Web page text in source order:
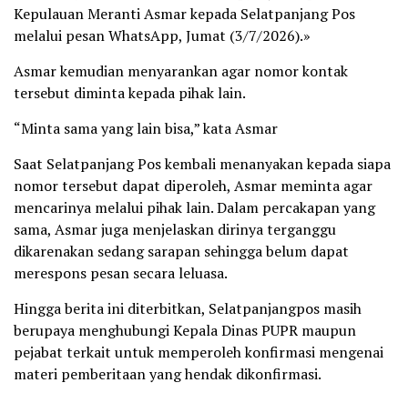
Kepulauan Meranti Asmar kepada Selatpanjang Pos
melalui pesan WhatsApp, Jumat (3/7/2026).»
Asmar kemudian menyarankan agar nomor kontak
tersebut diminta kepada pihak lain.
“Minta sama yang lain bisa,” kata Asmar
Saat Selatpanjang Pos kembali menanyakan kepada siapa
nomor tersebut dapat diperoleh, Asmar meminta agar
mencarinya melalui pihak lain. Dalam percakapan yang
sama, Asmar juga menjelaskan dirinya terganggu
dikarenakan sedang sarapan sehingga belum dapat
merespons pesan secara leluasa.
Hingga berita ini diterbitkan, Selatpanjangpos masih
berupaya menghubungi Kepala Dinas PUPR maupun
pejabat terkait untuk memperoleh konfirmasi mengenai
materi pemberitaan yang hendak dikonfirmasi.